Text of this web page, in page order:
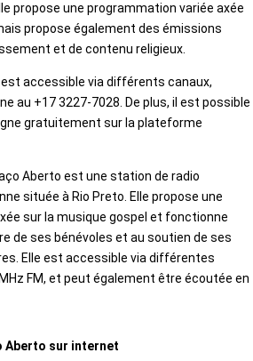
propose une programmation variée axée
propose également des émissions
et de contenu religieux.
est accessible via différents canaux,
au +17 3227-7028. De plus, il est possible
gratuitement sur la plateforme
Aberto est une station de radio
située à Rio Preto. Elle propose une
sur la musique gospel et fonctionne
de ses bénévoles et au soutien de ses
Elle est accessible via différentes
FM, et peut également être écoutée en
Aberto sur internet